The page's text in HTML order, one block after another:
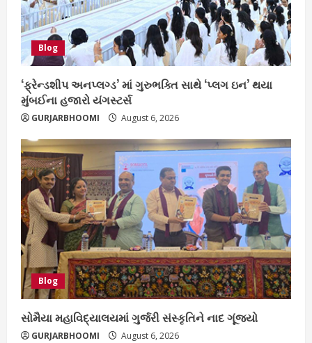
Blog
‘ફ્રેન્ડશીપ અનપ્લગ્ડ’ માં ગુરુભક્તિ સાથે ‘પ્લગ ઇન’ થયા
મુંબઈના હજારો યંગસ્ટર્સ
GURJARBHOOMI August 6, 2026
Blog
સોમૈયા મહાવિદ્યાલયમાં ગુર્જરી સંસ્કૃતિને નાદ ગૂંજ્યો
GURJARBHOOMI August 6, 2026